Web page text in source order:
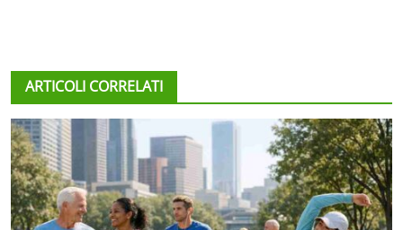
ARTICOLI CORRELATI